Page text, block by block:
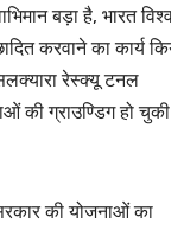
बड़ा है, भारत
करवाने का कार्य
रेस्क्यू टनल
की ग्राउण्डिग हो चुकी
की योजनाओं का